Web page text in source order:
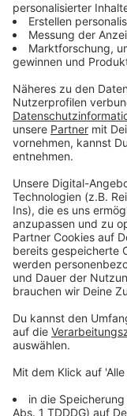
Du
Interviews